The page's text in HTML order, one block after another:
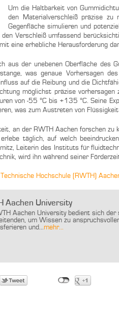
Um die Haltbarkeit von
den Materialverschleiß präzise zu
Gegenfläche simulieren und
Verschleiß umfassend
eine erhebliche Herausforderung
aus der unebenen Oberfläche des
was genaue Vorhersagen
auf die Reibung und die
möglichst präzise
von -55 °C bis +135 °C. Seine
was zum Austreten von
an der RWTH Aachen forschen
täglich, auf welch
Leiterin des Instituts für
wird ihn während seiner
Hochschule (RWTH)
Aachen University
Aachen University bedient sich
um Wissen zu
und...mehr...